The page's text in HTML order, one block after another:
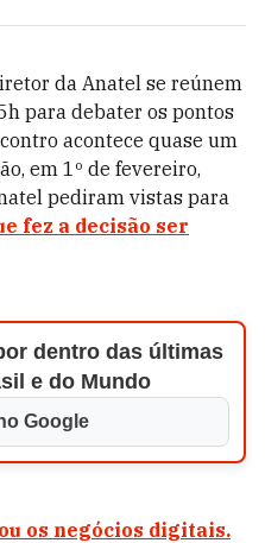
da Anatel se reúnem
para debater os pontos
acontece quase um
em 1º de fevereiro,
pediram vistas para
fez a decisão ser
dentro das últimas
e do Mundo
Google
os negócios digitais.